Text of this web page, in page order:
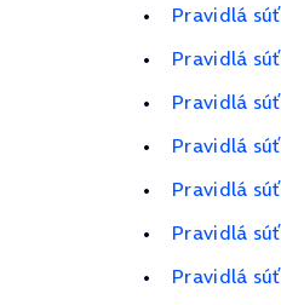
Pravidlá
Pravidlá
Pravidlá
Pravidlá
Pravidlá
Pravidlá
Pravidlá